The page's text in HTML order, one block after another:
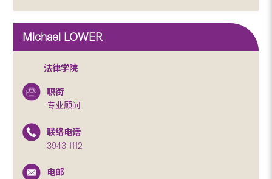
Michael LOWER
法律学院
职衔
专业顾问
联络电话
3943 1112
电邮